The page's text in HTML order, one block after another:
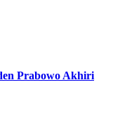
Prabowo Akhiri